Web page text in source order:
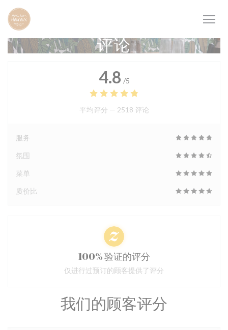
Cookie管理面板
评论
我们的顾客评分
4.8 /5
平均评分 — 2518 评论
服务
氛围
菜单
质价比
100% 验证的评分
仅进行过预订的顾客提供了评分